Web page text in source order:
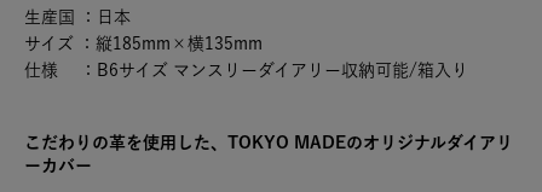
生産国 ：日本
サイズ ：縦185mm×横135mm
仕様 ：B6サイズ マンスリーダイアリー収納可能/箱入り
こだわりの革を使用した、TOKYO MADEのオリジナルダイアリ
ーカバー